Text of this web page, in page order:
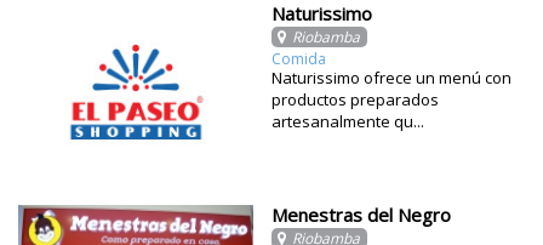
Naturissimo
Riobamba
Comida
Naturissimo ofrece un menú con
productos preparados
artesanalmente qu...
Menestras del Negro
Riobamba